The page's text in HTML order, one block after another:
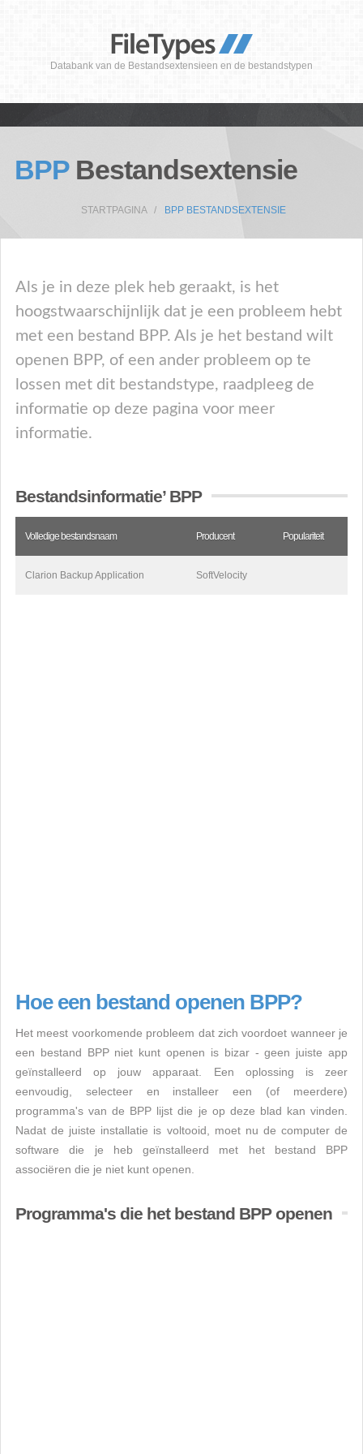
Databank van de Bestandsextensieen en de bestandstypen
BPPBestandsextensie
STARTPAGINA BPP BESTANDSEXTENSIE
Als je in deze plek heb geraakt, is het
hoogstwaarschijnlijk dat je een probleem hebt
met een bestand BPP. Als je het bestand wilt
openen BPP, of een ander probleem op te
lossen met dit bestandstype, raadpleeg de
informatie op deze pagina voor meer
informatie.
Bestandsinformatie’ BPP
Volledige bestandsnaam Producent Populariteit
Clarion Backup Application SoftVelocity
Hoe een bestand openen BPP?
Het meest voorkomende probleem dat zich voordoet wanneer je
een bestand BPP niet kunt openen is bizar - geen juiste app
geïnstalleerd op jouw apparaat. Een oplossing is zeer
eenvoudig, selecteer en installeer een (of meerdere)
programma's van de BPP lijst die je op deze blad kan vinden.
Nadat de juiste installatie is voltooid, moet nu de computer de
software die je heb geïnstalleerd met het bestand BPP
associëren die je niet kunt openen.
Programma's die het bestand BPP openen